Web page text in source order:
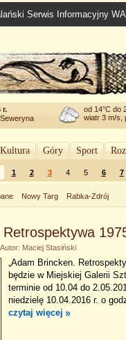
Serwis Informacyjny
r.
od 14°C do
wiatr 3 m/s,
Kultura Góry Sport
1 2 3 4 5 6 7
Nowy Targ Rabka-Zdrój
Maciej Stasiński
„Adam Brincken.
będzie w Miejskiej Galerii
terminie od 10.04 do
niedzielę 10.04.2016 r. o
czytaj więcej